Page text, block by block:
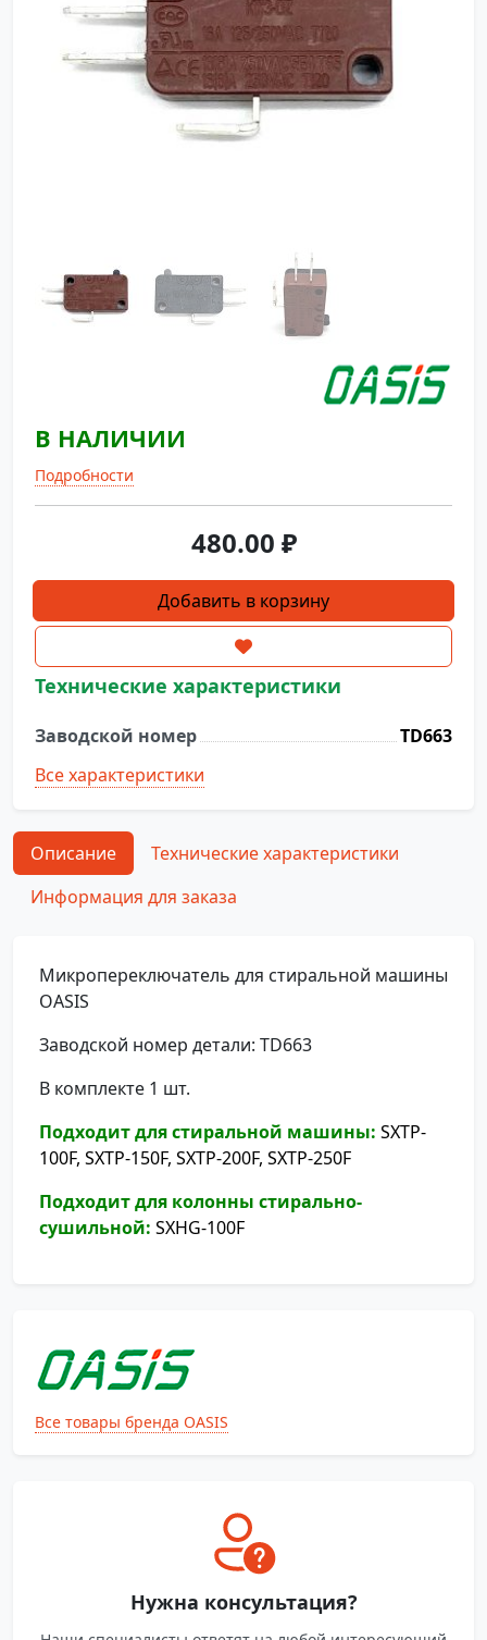
В НАЛИЧИИ
Подробности
480.00 ₽
Количество
товара
TD663
Добавить в корзину
Технические характеристики
Заводской номер
TD663
Все характеристики
Описание
Технические характеристики
Информация для заказа
Микропереключатель для стиральной машины
OASIS
Заводской номер детали: TD663
В комплекте 1 шт.
Подходит для стиральной машины: SXTP-
100F, SXTP-150F, SXTP-200F, SXTP-250F
Подходит для колонны стирально-
сушильной: SXHG-100F
Все товары бренда OASIS
Нужна консультация?